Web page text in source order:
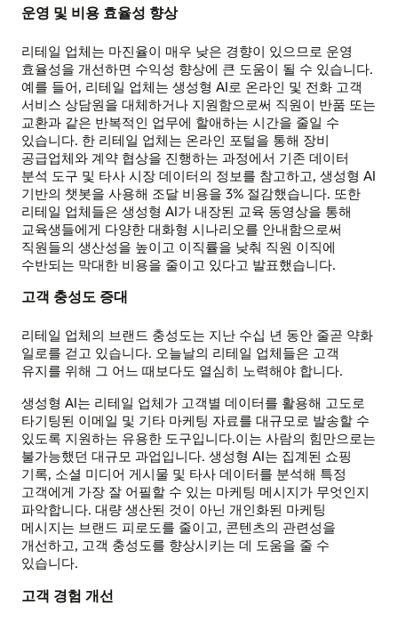
운영 및 비용 효율성 향상
리테일 업체는 마진율이 매우 낮은 경향이 있으므로 운영
효율성을 개선하면 수익성 향상에 큰 도움이 될 수 있습니다.
예를 들어, 리테일 업체는 생성형 AI로 온라인 및 전화 고객
서비스 상담원을 대체하거나 지원함으로써 직원이 반품 또는
교환과 같은 반복적인 업무에 할애하는 시간을 줄일 수
있습니다. 한 리테일 업체는 온라인 포털을 통해 장비
공급업체와 계약 협상을 진행하는 과정에서 기존 데이터
분석 도구 및 타사 시장 데이터의 정보를 참고하고, 생성형 AI
기반의 챗봇을 사용해 조달 비용을 3% 절감했습니다. 또한
리테일 업체들은 생성형 AI가 내장된 교육 동영상을 통해
교육생들에게 다양한 대화형 시나리오를 안내함으로써
직원들의 생산성을 높이고 이직률을 낮춰 직원 이직에
수반되는 막대한 비용을 줄이고 있다고 발표했습니다.
고객 충성도 증대
리테일 업체의 브랜드 충성도는 지난 수십 년 동안 줄곧 약화
일로를 걷고 있습니다. 오늘날의 리테일 업체들은 고객
유지를 위해 그 어느 때보다도 열심히 노력해야 합니다.
생성형 AI는 리테일 업체가 고객별 데이터를 활용해 고도로
타기팅된 이메일 및 기타 마케팅 자료를 대규모로 발송할 수
있도록 지원하는 유용한 도구입니다.이는 사람의 힘만으로는
불가능했던 대규모 과업입니다. 생성형 AI는 집계된 쇼핑
기록, 소셜 미디어 게시물 및 타사 데이터를 분석해 특정
고객에게 가장 잘 어필할 수 있는 마케팅 메시지가 무엇인지
파악합니다. 대량 생산된 것이 아닌 개인화된 마케팅
메시지는 브랜드 피로도를 줄이고, 콘텐츠의 관련성을
개선하고, 고객 충성도를 향상시키는 데 도움을 줄 수
있습니다.
고객 경험 개선